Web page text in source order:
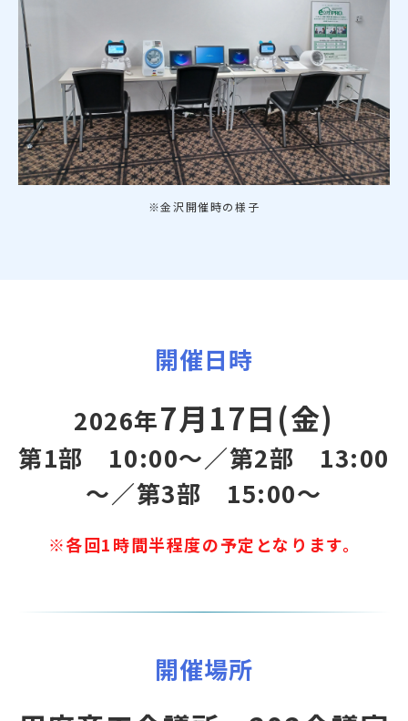
※金沢開催時の様子
開催日時
2026年7月17日(金)
第1部 10:00～／第2部 13:00
～／第3部 15:00～
※各回1時間半程度の予定となります。
開催場所